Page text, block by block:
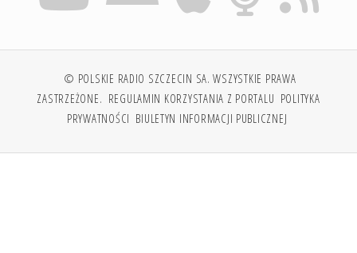
© POLSKIE RADIO SZCZECIN SA. WSZYSTKIE PRAWA
ZASTRZEŻONE. REGULAMIN KORZYSTANIA Z PORTALU POLITYKA
PRYWATNOŚCI BIULETYN INFORMACJI PUBLICZNEJ